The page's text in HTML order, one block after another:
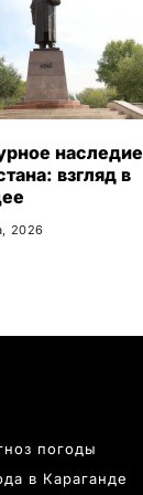
наследие
взгляд в
2026
погоды
в Караганде